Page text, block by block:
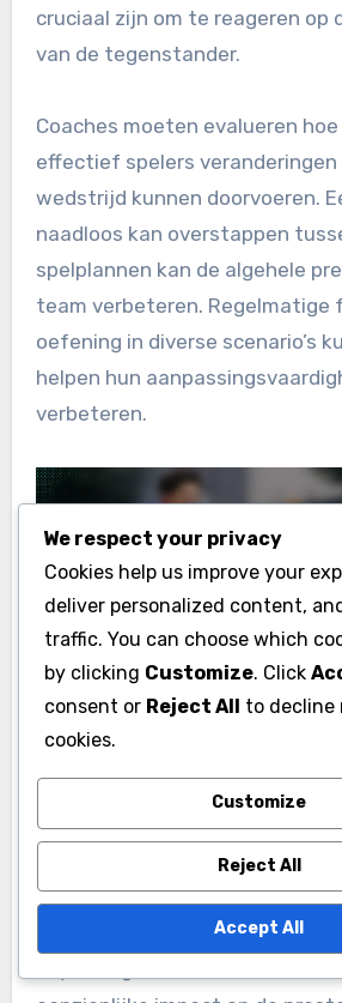
cruciaal zijn om te reageren op
van de tegenstander.
Coaches moeten evalueren hoe
effectief spelers
wedstrijd kunnen doorvoeren.
naadloos kan overstappen
spelplannen kan de algehele
team verbeteren. Regelmatige
oefening in diverse scenario’s
helpen hun
verbeteren.
Welke
factoren
prestaties van
rugbyspelers?
We respect your privacy
Cookies help us improve your
deliver personalized content,
traffic. You can choose which
by clicking Customize. Click
consent or Reject All to decline
cookies.
Customize
Reject All
Accept All